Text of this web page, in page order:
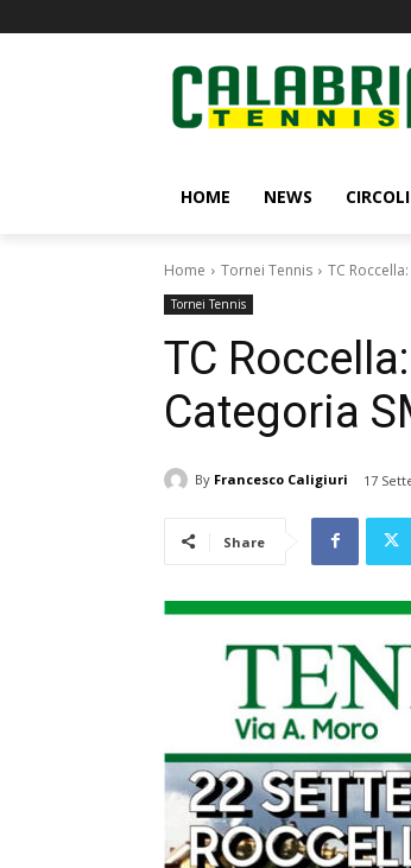
HOME NEWS
Home Tornei Tennis TC
Tornei Tennis
TC
Categoria
By Francesco Caligiuri 17
Share